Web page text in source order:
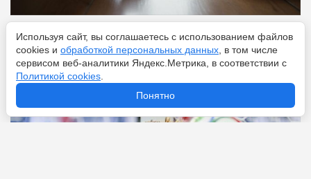
Перейти 7 августа 2026
Что ждет Холанда после ЧМ-2026: следующий Месси
или «злодей из фильмов о Бонде»?
Используя сайт, вы соглашаетесь с использованием файлов
cookies и обработкой персональных данных , в том числе
сервисом веб-аналитики Яндекс.Метрика, в соответствии с
Политикой cookies
Понятно